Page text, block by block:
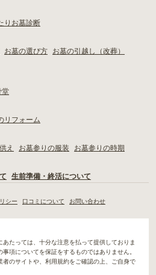
りお墓診断
お墓の選び方
お墓の引越し（改葬）
堂
リフォーム
え お墓参りの服装
お墓参りの時期
生前準備・終活について
シー 口コミについて お問い合わせ
たっては、十分な注意を払って提供しておりま
項についてを保証をするものではありません。
者のサイトや、利用規約をご確認の上、ご自身で